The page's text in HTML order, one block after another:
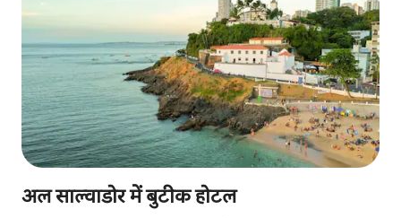
अल साल्वाडोर में बुटीक होटल